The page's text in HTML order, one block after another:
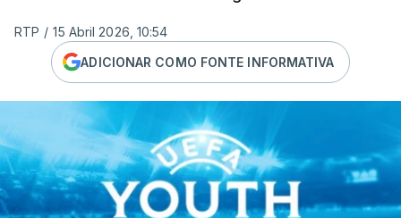
RTP / 15 Abril 2026, 10:54
ADICIONAR COMO FONTE INFORMATIVA